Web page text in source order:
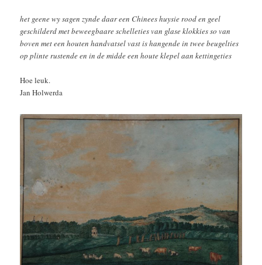
het geene wy sagen zynde daar een Chinees huysie rood en geel
geschilderd met beweegbaare schelleties van glase klokkies so van
boven met een houten handvatsel vast is hangende in twee beugelties
op plinte rustende en in de midde een houte klepel aan kettingeties
Hoe leuk.
Jan Holwerda